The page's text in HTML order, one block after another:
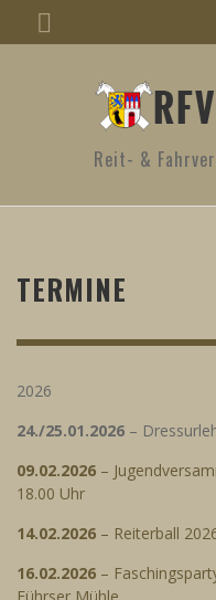
Reit- &
TERMINE
2026
24./25.01.2026 –
09.02.2026 –
18.00 Uhr
14.02.2026 – Reiterball
16.02.2026 –